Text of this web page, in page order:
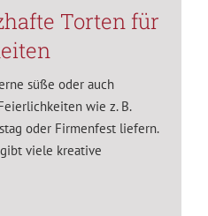
Torten für
süße oder auch
wie z. B.
oder Firmenfest liefern.
viele kreative